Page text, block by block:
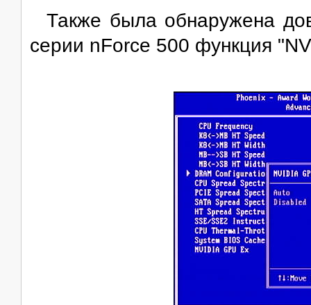
Также была обнаружена
серии nForce 500 функция